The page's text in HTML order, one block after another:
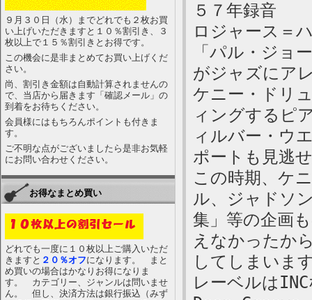
９月３０日（水）までどれでも２枚お買
い上げいただきますと１０％割引き、３
枚以上で１５％割引きとお得です。
この機会に是非まとめてお買い上げくだ
さい。
尚、割引き金額は自動計算されませんの
で、当店から届きます「確認メール」の
到着をお待ちください。
会員様にはもちろんポイントも付きま
す。
ご不明な点がございましたら是非お気軽
にお問い合わせください。
お得なまとめ買い
どれでも一度に１０枚以上ご購入いただ
きますと ２０％オフになります。 まと
め買いの場合はかなりお得になりま
す。 カテゴリー、ジャンルは問いませ
ん。 但し、決済方法は銀行振込（みず
５７年録音
ロジャース＝
「パル・ジョ
がジャズにア
ケニー・ドリ
ィングするピ
ィルバー・ウ
ポートも見逃
この時期、ケ
ル、ジャドソ
集」等の企画
えなかったか
してしまいま
レーベルは